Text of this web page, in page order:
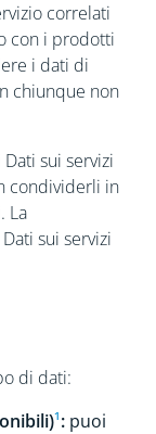
correlati
con i prodotti
i dati di
chiunque non
sui servizi
condividerli in
La
sui servizi
di dati:
¹:puoi